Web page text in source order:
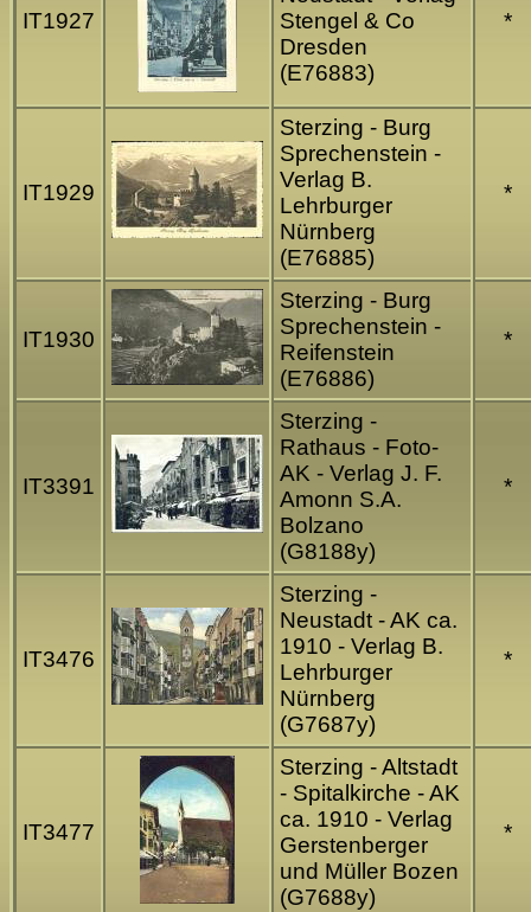
IT1927
Stengel & Co
Dresden
(E76883)
*
IT1929
Sterzing - Burg
Sprechenstein -
Verlag B.
Lehrburger
Nürnberg
(E76885)
*
IT1930
Sterzing - Burg
Sprechenstein -
Reifenstein
(E76886)
*
IT3391
Sterzing -
Rathaus - Foto-
AK - Verlag J. F.
Amonn S.A.
Bolzano
(G8188y)
*
IT3476
Sterzing -
Neustadt - AK ca.
1910 - Verlag B.
Lehrburger
Nürnberg
(G7687y)
*
IT3477
Sterzing - Altstadt
- Spitalkirche - AK
ca. 1910 - Verlag
Gerstenberger
und Müller Bozen
(G7688y)
*